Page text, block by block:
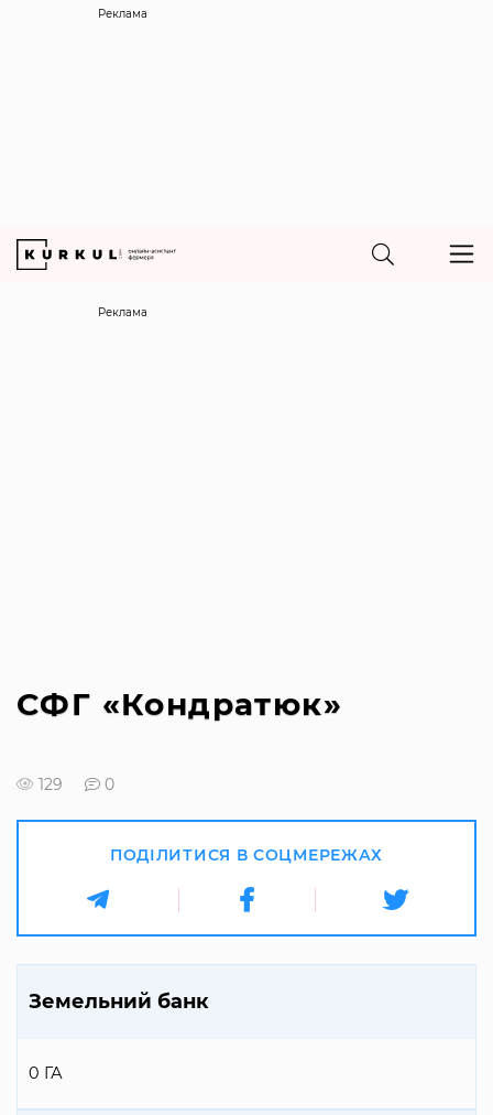
Реклама
СФГ «Кондратюк»
129 0
ПОДІЛИТИСЯ В СОЦМЕРЕЖАХ
Земельний банк
0 ГА
Реклама